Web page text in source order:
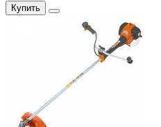
Купить